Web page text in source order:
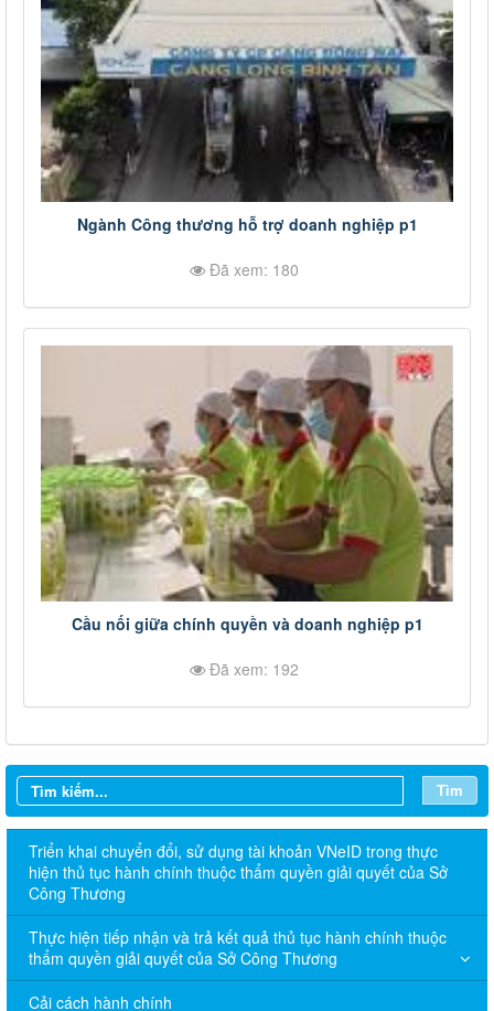
Ngành Công thương hỗ trợ doanh nghiệp p1
Đã xem: 180
Cầu nối giữa chính quyền và doanh nghiệp p1
Đã xem: 192
Tìm
Triển khai chuyển đổi, sử dụng tài khoản VNeID trong thực
hiện thủ tục hành chính thuộc thẩm quyền giải quyết của Sở
Công Thương
Thực hiện tiếp nhận và trả kết quả thủ tục hành chính thuộc
thẩm quyền giải quyết của Sở Công Thương
Cải cách hành chính